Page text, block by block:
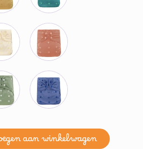
aan winkelwagen